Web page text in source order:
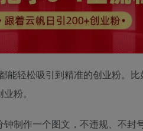
轻松吸引到精准的创业粉。
粉。
制作一个图文，不违规、不